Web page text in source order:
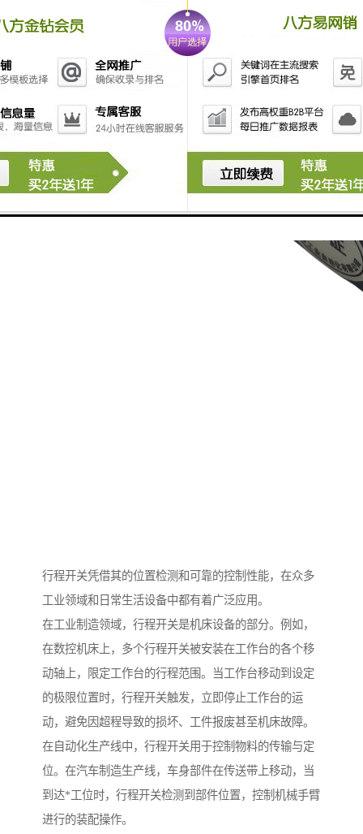
行程开关凭借其的位置检测和可靠的控制性能，在众多
工业领域和日常生活设备中都有着广泛应用。
在工业制造领域，行程开关是机床设备的部分。例如，
在数控机床上，多个行程开关被安装在工作台的各个移
动轴上，限定工作台的行程范围。当工作台移动到设定
的极限位置时，行程开关触发，立即停止工作台的运
动，避免因超程导致的损坏、工件报废甚至机床故障。
在自动化生产线中，行程开关用于控制物料的传输与定
位。在汽车制造生产线，车身部件在传送带上移动，当
到达*工位时，行程开关检测到部件位置，控制机械手臂
进行的装配操作。